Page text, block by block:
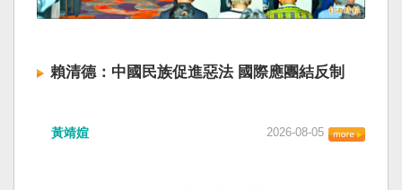
路。 如果一九四五年八一五台灣獨立了，一九四
史就會是另一種局面，與台灣無關。台灣沒有中
四五年八一五台灣獨立了，台灣會成為東亞漢字
賴清德：中國民族促進惡法 國際應團結反制
「民族團結進步促進法」對各國人民進行政治審
黃靖媗 2026-08-05